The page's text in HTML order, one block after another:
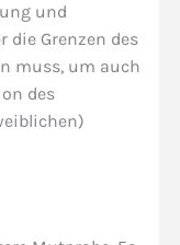
und
die Grenzen des
muss, um auch
des